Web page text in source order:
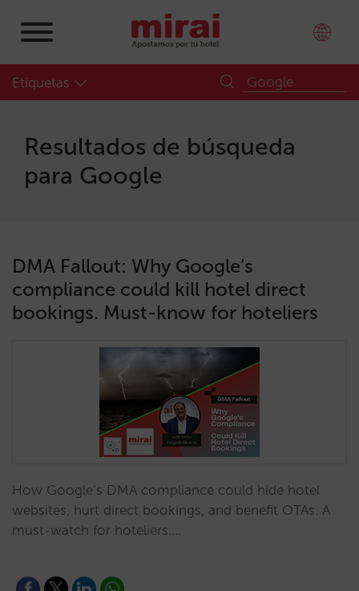
Etiquetas
Resultados de búsqueda
para Google
DMA Fallout: Why Google’s
compliance could kill hotel direct
bookings. Must-know for hoteliers
How Google’s DMA compliance could hide hotel
websites, hurt direct bookings, and benefit OTAs. A
must-watch for hoteliers.…